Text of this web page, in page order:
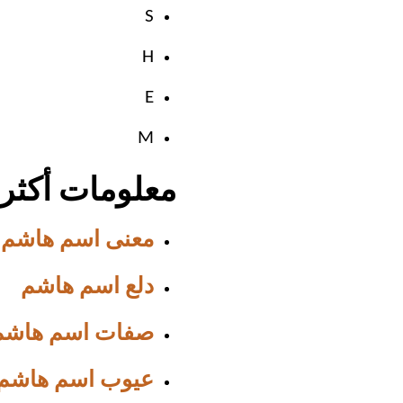
S
H
E
M
معلومات
معنى اسم هاشم
دلع اسم هاشم
صفات اسم
عيوب اسم